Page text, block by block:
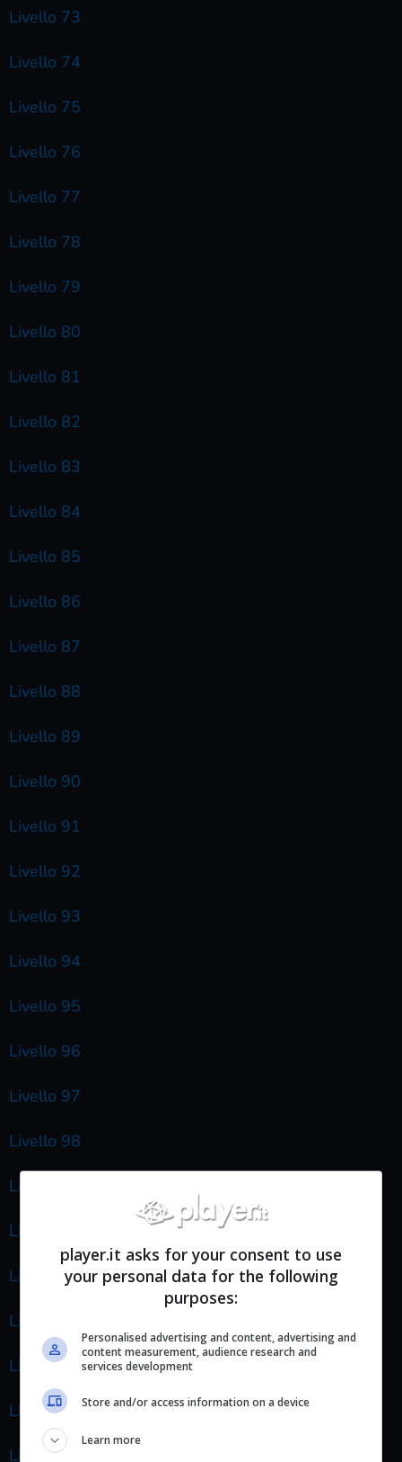
Livello 73
Livello 74
Livello 75
Livello 76
Livello 77
Livello 78
Livello 79
Livello 80
Livello 81
Livello 82
Livello 83
Livello 84
Livello 85
Livello 86
Livello 87
Livello 88
Livello 89
Livello 90
Livello 91
Livello 92
Livello 93
Livello 94
Livello 95
Livello 96
Livello 97
Livello 98
Livello 99
Livello 100
Livello 101
Livello 102
Livello 103
Livello 104
Livello 105
player.it asks for your consent to use
your personal data for the following
purposes:
Personalised advertising and content, advertising and
content measurement, audience research and
services development
Store and/or access information on a device
Learn more